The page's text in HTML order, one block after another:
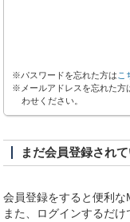
※パスワードを忘れた方は こ
※メールアドレスを忘れた方
わせください。
まだ会員登録され
会員登録をすると便利な
また、ログインするだ